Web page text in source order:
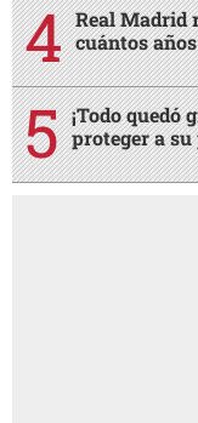
Real Madrid
cuántos
¡Todo quedó
proteger a